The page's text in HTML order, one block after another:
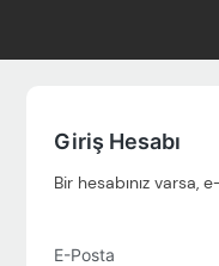
Giriş Hesabı
Bir hesabınız varsa,
E-Posta